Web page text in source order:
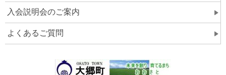
入会説明会のご案内
よくあるご質問